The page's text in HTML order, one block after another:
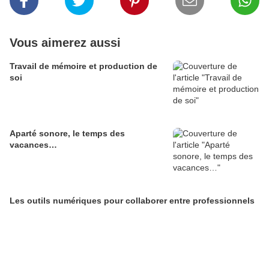
Vous aimerez aussi
Travail de mémoire et production de
soi
Aparté sonore, le temps des
vacances…
Les outils numériques pour collaborer entre professionnels